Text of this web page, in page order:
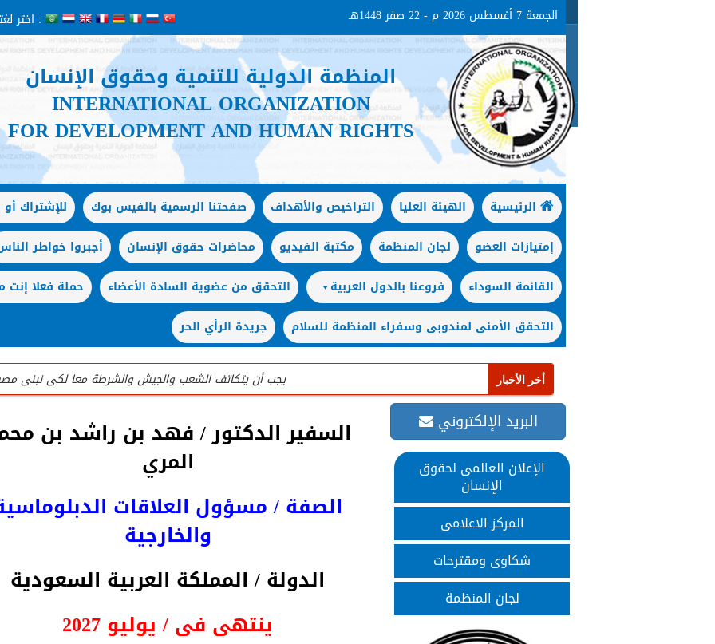
الجمعة 7 أغسطس 2026 م - 22 صفر 1448هـ اختر لغتك :
المنظمة الدولية للتنمية وحقوق الإنسان
INTERNATIONAL ORGANIZATION
FOR DEVELOPMENT AND HUMAN RIGHTS
الرئيسية الهيئة العليا التراخيص والأهداف صفحتنا الرسمية بالفيس بوك
للإشتراك أو
إمتيازات العضو
لجان المنظمة مكتبة الفيديو محاضرات حقوق الإنسان
أجبروا خواطر
القائمة السوداء
فروعنا بالدول العربية التحقق من عضوية السادة الأعضاء
حملة فعلا
التحقق الأمنى لمندوبى وسفراء المنظمة للسلام
جريدة الرأي الحر
يجب أن يتكاتف الشعب والجيش والشرطة معا لكى نبنى
جميع لجان المنظمة عمل تطوعى وليست وظيفه
تليفون / واتس المنظمة الرئيسى للتواصل والإستفسار / 0201020407090
المنظمة لاتقبل أى تمويل من الداخل أو الخارج
البريد الإلكتروني
الإعلان العالمى لحقوق
الإنسان
المركز الاعلامى
شكاوى ومقترحات
لجان المنظمة
السفير الدكتور / فهد بن راشد بن
المري
الصفة / مسؤول العلاقات
والخارجية
الدولة / المملكة العربية السعودية
ينتهى فى / يوليو 2027